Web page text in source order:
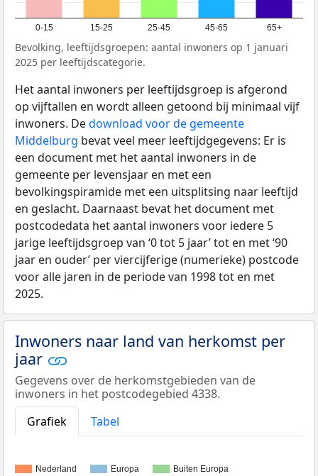
0-15 15-25 25-45 45-65 65+
Bevolking, leeftijdsgroepen: aantal inwoners op 1 januari
2025 per leeftijdscategorie.
Het aantal inwoners per leeftijdsgroep is afgerond
op vijftallen en wordt alleen getoond bij minimaal vijf
inwoners. Dedownload voor de gemeente
Middelburg bevat veel meer leeftijdgegevens: Er is
een document met het aantal inwoners in de
gemeente per levensjaar en met een
bevolkingspiramide met een uitsplitsing naar leeftijd
en geslacht. Daarnaast bevat het document met
postcodedata het aantal inwoners voor iedere 5
jarige leeftijdsgroep van ‘0 tot 5 jaar’ tot en met ‘90
jaar en ouder’ per viercijferige (numerieke) postcode
voor alle jaren in de periode van 1998 tot en met
2025.
Inwoners naar land van herkomst per
jaar
Gegevens over de herkomstgebieden van de
inwoners in het postcodegebied 4338.
Grafiek
Tabel
Nederland Europa Buiten Europa